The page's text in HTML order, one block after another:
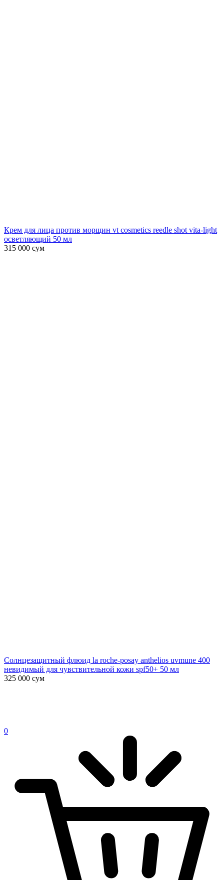
Крем для лица против морщин vt cosmetics reedle shot vita-light
осветляющий 50 мл
315 000 сум
Солнцезащитный флюид la roche-posay anthelios uvmune 400
невидимый для чувствительной кожи spf50+ 50 мл
325 000 сум
0